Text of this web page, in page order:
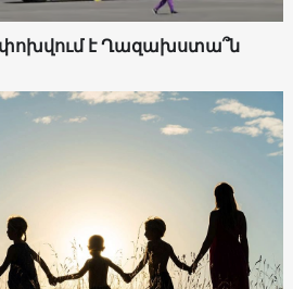
է Ղազախստա՞ն